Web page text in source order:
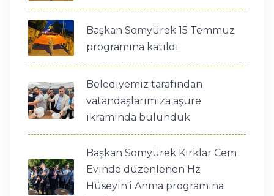
Başkan Somyürek 15 Temmuz
programına katıldı
Belediyemiz tarafından
vatandaşlarımıza aşure
ikramında bulunduk
Başkan Somyürek Kırklar Cem
Evinde düzenlenen Hz
Hüseyin'i Anma programına